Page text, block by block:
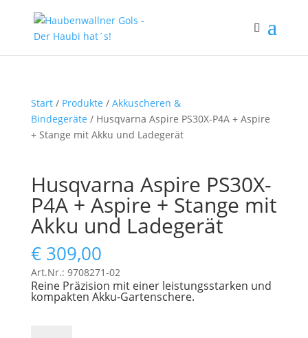
Start/ Produkte / Akkuscheren &
Bindegeräte / Husqvarna Aspire PS30X-P4A + Aspire
+ Stange mit Akku und Ladegerät
Husqvarna Aspire PS30X-
P4A + Aspire + Stange mit
Akku und Ladegerät
€309,00
Art.Nr.: 9708271-02
Reine Präzision mit einer leistungsstarken und
kompakten Akku-Gartenschere.